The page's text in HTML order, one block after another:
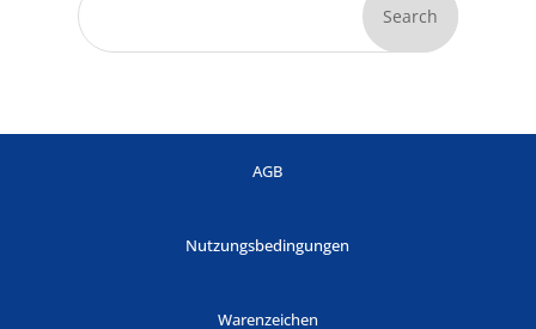
Search
AGB
Nutzungsbedingungen
Warenzeichen